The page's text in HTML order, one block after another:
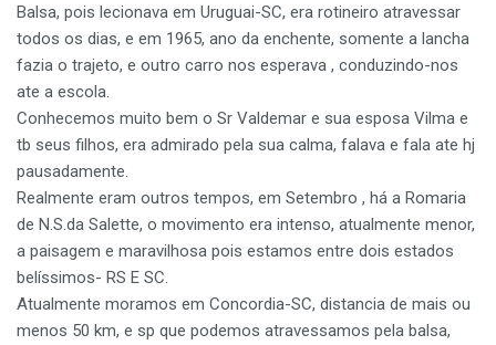
Balsa, pois lecionava em Uruguai-SC, era rotineiro atravessar
todos os dias, e em 1965, ano da enchente, somente a lancha
fazia o trajeto, e outro carro nos esperava , conduzindo-nos
ate a escola.
Conhecemos muito bem o Sr Valdemar e sua esposa Vilma e
tb seus filhos, era admirado pela sua calma, falava e fala ate hj
pausadamente.
Realmente eram outros tempos, em Setembro , há a Romaria
de N.S.da Salette, o movimento era intenso, atualmente menor,
a paisagem e maravilhosa pois estamos entre dois estados
belíssimos- RS E SC.
Atualmente moramos em Concordia-SC, distancia de mais ou
menos 50 km, e sp que podemos atravessamos pela balsa,